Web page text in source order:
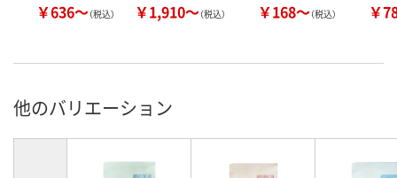
￥636～（税込） ￥1,910～（税込） ￥168～（税込） ￥
他のバリエーション